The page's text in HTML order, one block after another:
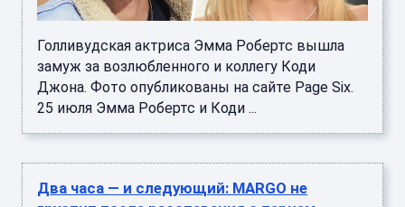
Голливудская актриса Эмма Робертс вышла
замуж за возлюбленного и коллегу Коди
Джона. Фото опубликованы на сайте Page Six.
25 июля Эмма Робертс и Коди ...
Два часа — и следующий: MARGO не